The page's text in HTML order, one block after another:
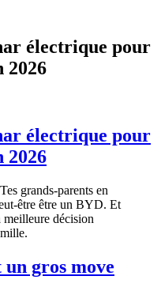
électrique pour
2026
électrique pour
2026
grands-parents en
être être un BYD. Et
meilleure décision
gros move